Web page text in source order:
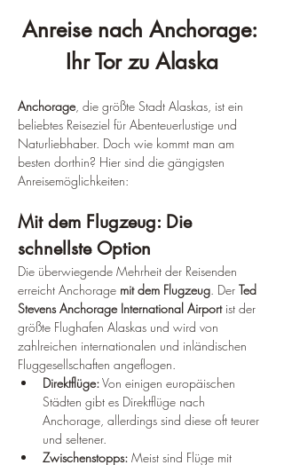
Anreise nach Anchorage:
Ihr Tor zu Alaska
Anchorage, die größte Stadt Alaskas, ist ein
beliebtes Reiseziel für Abenteuerlustige und
Naturliebhaber. Doch wie kommt man am
besten dorthin? Hier sind die gängigsten
Anreisemöglichkeiten:
Mit dem Flugzeug: Die
schnellste Option
Die überwiegende Mehrheit der Reisenden
erreicht Anchorage mit dem Flugzeug. Der Ted
Stevens Anchorage International Airport ist der
größte Flughafen Alaskas und wird von
zahlreichen internationalen und inländischen
Fluggesellschaften angeflogen.
Direktflüge: Von einigen europäischen
Städten gibt es Direktflüge nach
Anchorage, allerdings sind diese oft teurer
und seltener.
Zwischenstopps: Meist sind Flüge mit